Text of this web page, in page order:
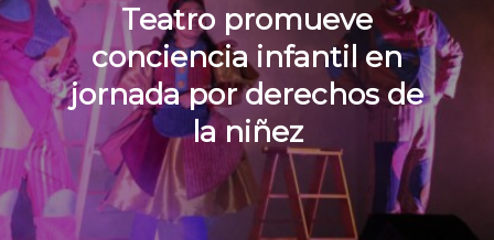
Teatro promueve
conciencia infantil en
jornada por derechos de
la niñez